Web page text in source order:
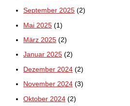
September 2025 (2)
Mai 2025 (1)
März 2025 (2)
Januar 2025 (2)
Dezember 2024 (2)
November 2024 (3)
Oktober 2024 (2)